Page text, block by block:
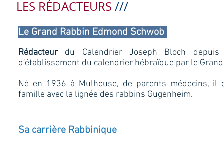
LES RÉDACTEURS ///
Le Grand Rabbin Edmond Schwob
Rédacteurdu Calendrier Joseph Bloch
d'établissement du calendrier hébraïque par le
Né en 1936 à Mulhouse, de parents médecins,
famille avec la lignée des rabbins Gugenheim.
Sa carrière Rabbinique